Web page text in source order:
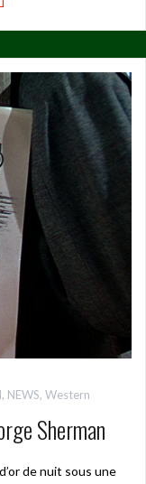
, NEWS, Western
Sherman
de nuit sous une